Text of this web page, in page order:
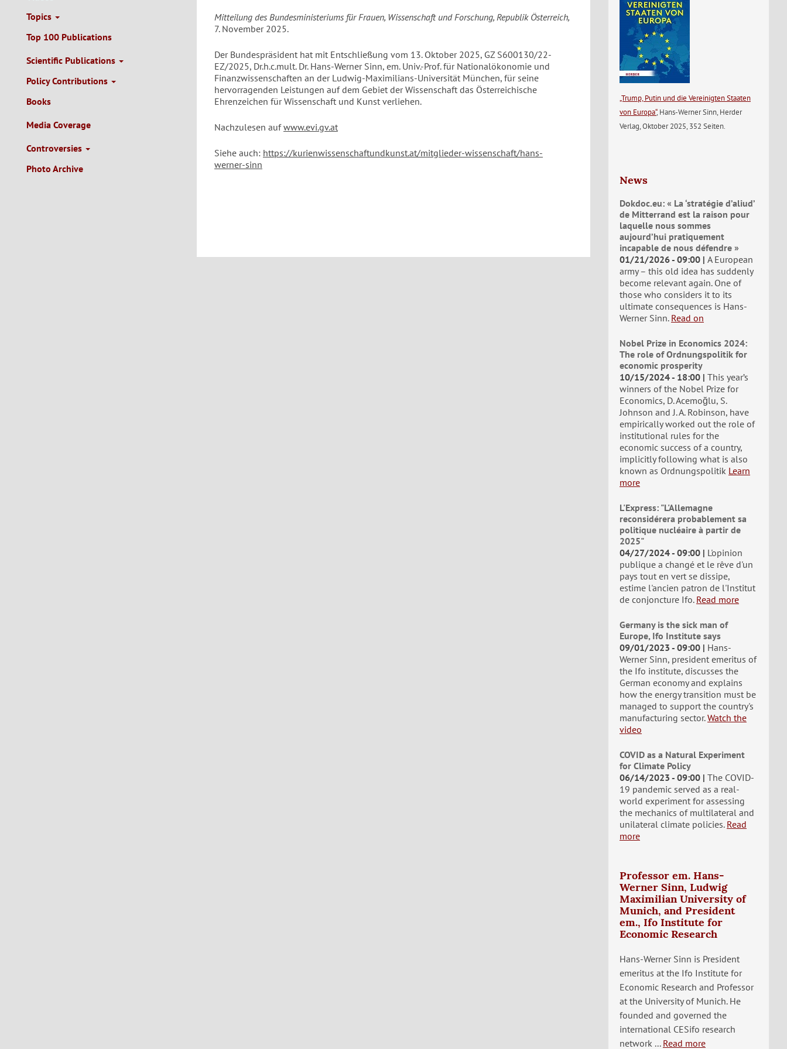
Topics
Top 100 Publications
Scientific Publications
Policy Contributions
Books
Media Coverage
Controversies
Photo Archive
Mitteilung des Bundesministeriums für Frauen, Wissenschaft und Forschung, Republik Österreich,
7. November 2025.
Der Bundespräsident hat mit Entschließung vom 13. Oktober 2025, GZ S600130/22-
EZ/2025, Dr.h.c.mult. Dr. Hans-Werner Sinn, em. Univ.-Prof. für Nationalökonomie und
Finanzwissenschaften an der Ludwig-Maximilians-Universität München, für seine
hervorragenden Leistungen auf dem Gebiet der Wissenschaft das Österreichische
Ehrenzeichen für Wissenschaft und Kunst verliehen.
Nachzulesen aufwww.evi.gv.at
Siehe auch: https://kurienwissenschaftundkunst.at/mitglieder-wissenschaft/hans-
werner-sinn
„Trump, Putin und die Vereinigten Staaten
von Europa“, Hans-Werner Sinn, Herder
Verlag, Oktober 2025, 352 Seiten.
News
Dokdoc.eu: « La ‘stratégie d’aliud’
de Mitterrand est la raison pour
laquelle nous sommes
aujourd’hui pratiquement
incapable de nous défendre »
01/21/2026 - 09:00 A European
army – this old idea has suddenly
become relevant again. One of
those who considers it to its
ultimate consequences is Hans-
Werner Sinn. Read on
Nobel Prize in Economics 2024:
The role of Ordnungspolitik for
economic prosperity
10/15/2024 - 18:00 This year’s
winners of the Nobel Prize for
Economics, D. Acemoğlu, S.
Johnson and J. A. Robinson, have
empirically worked out the role of
institutional rules for the
economic success of a country,
implicitly following what is also
known as Ordnungspolitik Learn
more
L'Express: "L'Allemagne
reconsidérera probablement sa
politique nucléaire à partir de
2025"
04/27/2024 - 09:00
L'opinion
publique a changé et le rêve d'un
pays tout en vert se dissipe,
estime l'ancien patron de l'Institut
de conjoncture Ifo. Read more
Germany is the sick man of
Europe, Ifo Institute says
09/01/2023 - 09:00
Hans-
Werner Sinn, president emeritus of
the Ifo institute, discusses the
German economy and explains
how the energy transition must be
managed to support the country's
manufacturing sector. Watch the
video
COVID as a Natural Experiment
for Climate Policy
06/14/2023 - 09:00 The COVID-
19 pandemic served as a real-
world experiment for assessing
the mechanics of multilateral and
unilateral climate policies. Read
more
Professor em. Hans-
Werner Sinn, Ludwig
Maximilian University of
Munich, and President
em., Ifo Institute for
Economic Research
Hans-Werner Sinn is President
emeritus at the Ifo Institute for
Economic Research and Professor
at the University of Munich. He
founded and governed the
international CESifo research
network ... Read more